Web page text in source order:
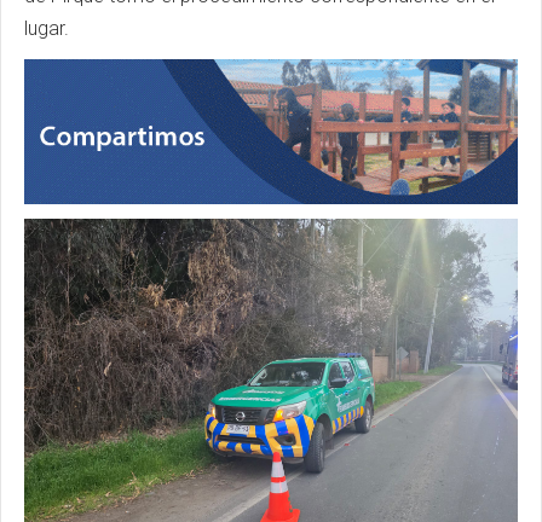
lugar.